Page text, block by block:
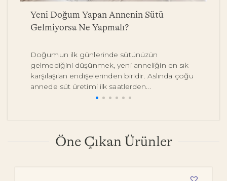
Yeni Doğum Yapan Annenin Sütü
Gelmiyorsa Ne Yapmalı?
Doğumun ilk günlerinde sütünüzün
gelmediğini düşünmek, yeni anneliğin en sık
karşılaşılan endişelerinden biridir. Aslında çoğu
annede süt üretimi ilk saatlerden...
Öne Çıkan Ürünler